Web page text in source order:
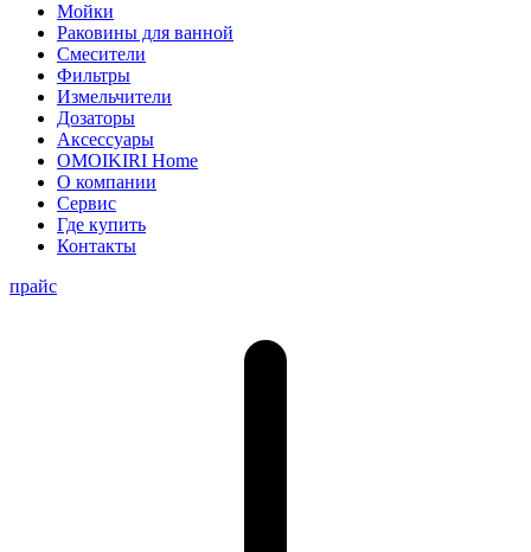
Мойки
Раковины для ванной
Смесители
Фильтры
Измельчители
Дозаторы
Аксессуары
OMOIKIRI Home
О компании
Сервис
Где купить
Контакты
прайс